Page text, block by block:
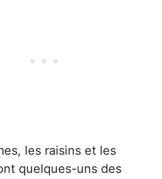
les raisins et les
quelques-uns des